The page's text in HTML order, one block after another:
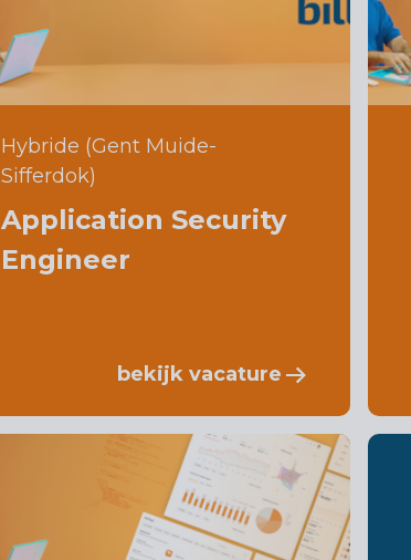
Hybride (Gent Muide-
Sifferdok)
Application Security
Engineer
bekijk vacature